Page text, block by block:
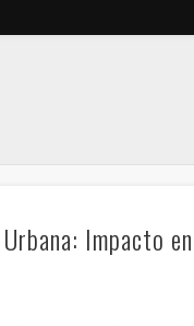
Impacto